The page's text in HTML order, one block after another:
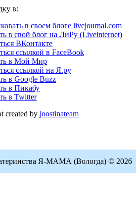
в:
created by joostinateam
Я-МАМА (Вологда) © 2026